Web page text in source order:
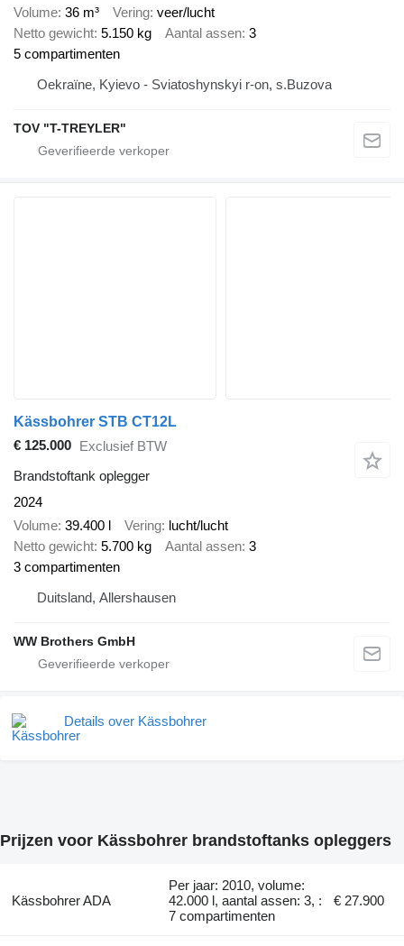
Volume 36 m³ Vering veer/lucht
Netto gewicht 5.150 kg Aantal assen 3
5 compartimenten
Oekraïne, Kyievo - Sviatoshynskyi r-on, s.Buzova
TOV "T-TREYLER"
Kässbohrer STB CT12L
€ 125.000 Exclusief BTW
Brandstoftank oplegger
2024
Volume 39.400 l Vering lucht/lucht
Netto gewicht 5.700 kg Aantal assen 3
3 compartimenten
Duitsland, Allershausen
WW Brothers GmbH
Details over Kässbohrer
Prijzen voor Kässbohrer brandstoftanks opleggers
Kässbohrer ADA
Per jaar: 2010, volume:
42.000 l, aantal assen: 3, :
7 compartimenten
€ 27.900